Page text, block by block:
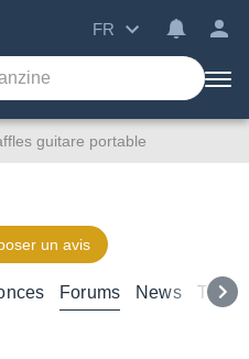
FR
guitare portable
un avis
Forums News